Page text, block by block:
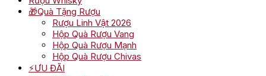
🎁Quà Tặng Rượu
Rượu Linh Vật 2026
Hộp Quà Rượu Vang
Hộp Quà Rượu Mạnh
Hộp Quà Rượu Chivas
⚡ƯU ĐÃI